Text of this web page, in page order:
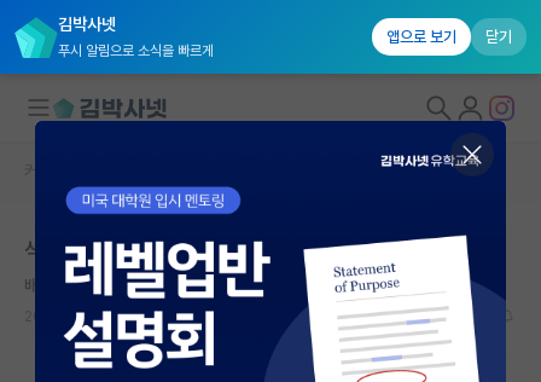
김박사넷
푸시 알림으로 소식을 빠르게
앱으로 보기 닫기
대학원생 모집
국내대학원 정보
연구실&오픈랩
커뮤니티
커뮤니티 홈
석사 전과
배고픈 레프 톨스토이
2026.04.23 6 1003